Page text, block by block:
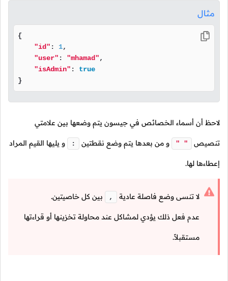
مثال
{
"id" : 1,
"user" : "mhamad",
"isAdmin" : true
}
لاحظ أن أسماء الخصائص في جيسون يتم وضعها بين علامتي
تنصيص " " و من بعدها يتم وضع نقطتين : و يليها القيم المراد
إعطاءها لها.
لا تنسى وضع فاصلة عادية , بين كل خاصيتين.
عدم فعل ذلك يؤدي لمشاكل عند محاولة تخزينها أو قراءتها
مستقبلاً.